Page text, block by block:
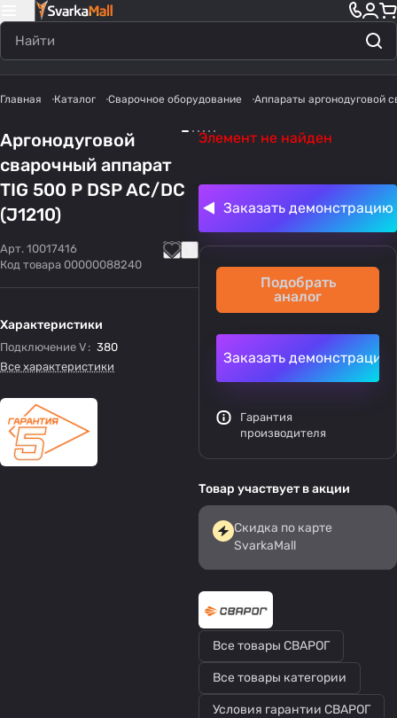
Главная Каталог Сварочное оборудование Аппараты аргонодуговой
Аргонодуговой
сварочный аппарат
TIG 500 P DSP AC/DC
(J1210)
Арт. 10017416
Код товара 00000088240
Характеристики
Подключение V : 380
Все характеристики
Элемент не найден
Заказать демонстрацию
Подобрать
аналог
Заказать демонстрацию
Гарантия
производителя
Товар участвует в акции
Скидка по карте
SvarkaMall
Все товары СВАРОГ
Все товары категории
Условия гарантии СВАРОГ